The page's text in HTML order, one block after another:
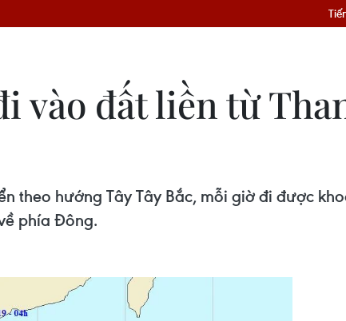
vào đất liền từ
theo hướng Tây Tây Bắc, mỗi giờ đi được
phía Đông.